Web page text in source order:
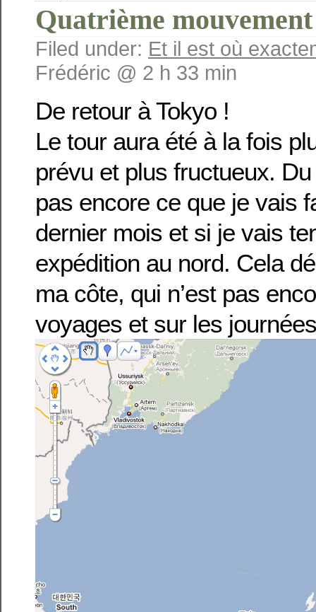
Quatrième mouvement
Filed under: Et il est où
Frédéric @ 2 h 33 min
De retour à Tokyo !
Le tour aura été à la fois
prévu et plus fructueux.
pas encore ce que je vais
dernier mois et si je vais
expédition au nord. Cela
ma côte, qui n’est pas
voyages et sur les